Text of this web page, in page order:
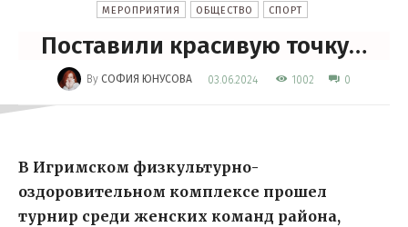
МЕРОПРИЯТИЯ ОБЩЕСТВО СПОРТ
Поставили красивую точку…
By СОФИЯ ЮНУСОВА 03.06.2024 1002 0
В Игримском физкультурно-
оздоровительном комплексе прошел
турнир среди женских команд района,